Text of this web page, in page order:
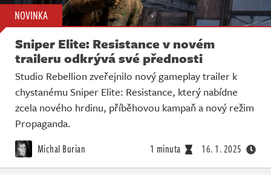
NOVINKA
Sniper Elite: Resistance v novém
traileru odkrývá své přednosti
Studio Rebellion zveřejnilo nový gameplay trailer k
chystanému Sniper Elite: Resistance, který nabídne
zcela nového hrdinu, příběhovou kampaň a nový režim
Propaganda.
Michal Burian 1 minuta 16. 1. 2025